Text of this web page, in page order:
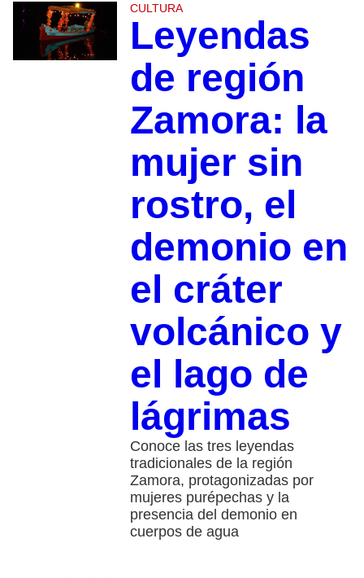
CULTURA
Leyendas
de región
Zamora: la
mujer sin
rostro, el
demonio en
el cráter
volcánico y
el lago de
lágrimas
Conoce las tres leyendas
tradicionales de la región
Zamora, protagonizadas por
mujeres purépechas y la
presencia del demonio en
cuerpos de agua